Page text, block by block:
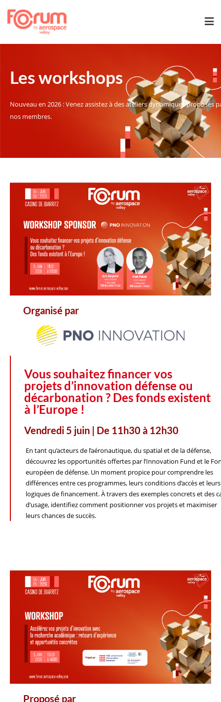
Les workshops
Nouveau en 2026 : Venez assistez à des ateliers dynamiques proposés
nos membres.
Organisé par
Vous souhaitez financer vos
projets d’innovation défense ou
décarbonation ? Des fonds existent
à l’Europe !
Vendredi 5 juin | De 11h30 à 12h30
En tant qu’acteurs de l’aéronautique, du spatial et de la défense,
découvrez les opportunités offertes par l’Innovation Fund et le
européen de défense. Un moment propice pour comprendre les
différences entre ces programmes, leurs conditions d’accès et leurs
logiques de financement. À travers des exemples concrets et des
d’usage, identifiez comment positionner vos projets et maximiser
leurs chances de succès.
Proposé par